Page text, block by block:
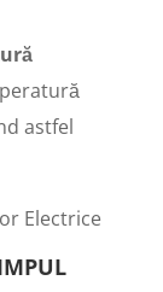
astfel